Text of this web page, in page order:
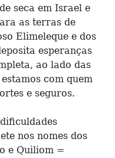
seca em Israel e
as terras de
Elimeleque e dos
esperanças
ao lado das
com quem
e seguros.
nos nomes dos
e Quiliom =